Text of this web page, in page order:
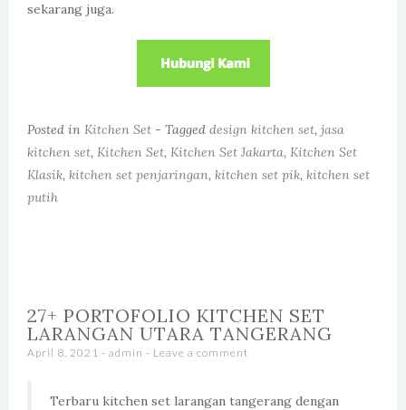
sekarang juga.
Posted in Kitchen Set - Tagged design kitchen set, jasa
kitchen set, Kitchen Set, Kitchen Set Jakarta, Kitchen Set
Klasik, kitchen set penjaringan, kitchen set pik, kitchen set
putih
27+ PORTOFOLIO KITCHEN SET
LARANGAN UTARA TANGERANG
April 8, 2021 - admin Leave a comment
Terbaru kitchen set larangan tangerang dengan